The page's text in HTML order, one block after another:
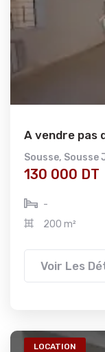
A vendre pas
Sousse, Sousse
130 000 DT
-
200 m²
Voir Les
LOCATION